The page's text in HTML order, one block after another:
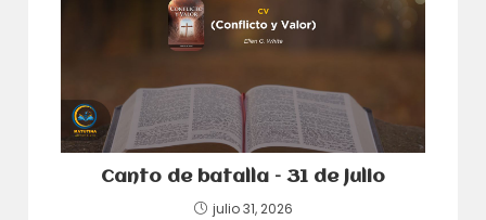
Canto de batalla – 31 de julio
julio 31, 2026